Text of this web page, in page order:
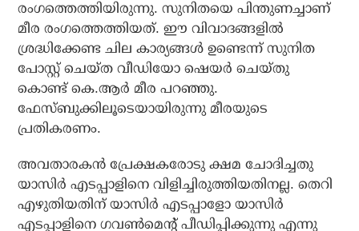
രംഗത്തെത്തിയിരുന്നു. സുനിതയെ പിന്തുണച്ചാണ്
മീര രംഗത്തെത്തിയത്. ഈ വിവാദങ്ങളില്‍
ശ്രദ്ധിക്കേണ്ട ചില കാര്യങ്ങള്‍ ഉണ്ടെന്ന് സുനിത
പോസ്റ്റ് ചെയ്ത വീഡിയോ ഷെയര്‍ ചെയ്തു
കൊണ്ട് കെ.ആര്‍ മീര പറഞ്ഞു.
ഫേസ്ബുക്കിലൂടെയായിരുന്നു മീരയുടെ
പ്രതികരണം.
അവതാരകന്‍ പ്രേക്ഷകരോടു ക്ഷമ ചോദിച്ചതു
യാസിര്‍ എടപ്പാളിനെ വിളിച്ചിരുത്തിയതിനല്ല. തെറി
എഴുതിയതിന് യാസിര്‍ എടപ്പാളോ യാസിര്‍
എടപ്പാളിനെ ഗവണ്‍മെന്റ് പീഡിപ്പിക്കുന്നു എന്നു